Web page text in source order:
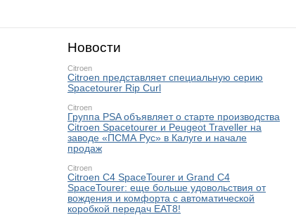
Новости
Citroen
Citroen представляет специальную серию
Spacetourer Rip Curl
Citroen
Группа PSA объявляет о старте производства
Citroen Spacetourer и Peugeot Traveller на
заводе «ПСМА Рус» в Калуге и начале
продаж
Citroen
Citroen C4 SpaceTourer и Grand C4
SpaceTourer: еще больше удовольствия от
вождения и комфорта с автоматической
коробкой передач EAT8!